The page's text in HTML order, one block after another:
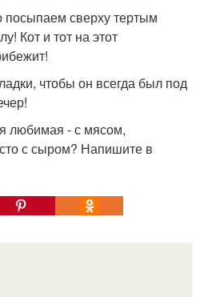
сверху тертым
Кот и тот на этот
чтобы он всегда был под
любимая - с мясом,
с сыром? Напишите в